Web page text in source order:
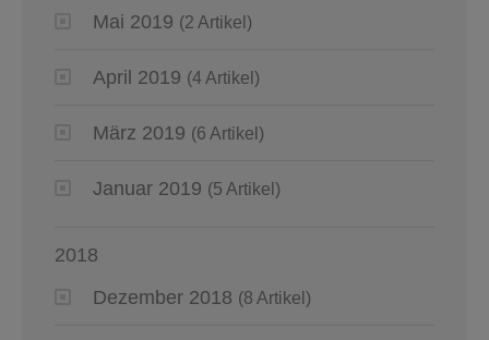
Mai 2019 (2 Artikel)
April 2019 (4 Artikel)
März 2019 (6 Artikel)
Januar 2019 (5 Artikel)
2018
Dezember 2018 (8 Artikel)